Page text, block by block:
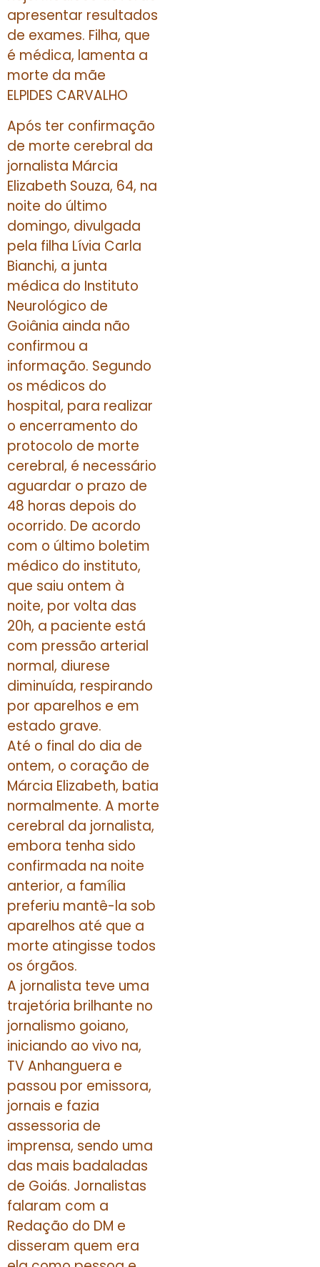
apresentar resultados
de exames. Filha, que
é médica, lamenta a
morte da mãe
ELPIDES CARVALHO
Após ter confirmação
de morte cerebral da
jornalista Márcia
Elizabeth Souza, 64, na
noite do último
domingo, divulgada
pela filha Lívia Carla
Bianchi, a junta
médica do Instituto
Neurológico de
Goiânia ainda não
confirmou a
informação. Segundo
os médicos do
hospital, para realizar
o encerramento do
protocolo de morte
cerebral, é necessário
aguardar o prazo de
48 horas depois do
ocorrido. De acordo
com o último boletim
médico do instituto,
que saiu ontem à
noite, por volta das
20h, a paciente está
com pressão arterial
normal, diurese
diminuída, respirando
por aparelhos e em
estado grave.
Até o final do dia de
ontem, o coração de
Márcia Elizabeth, batia
normalmente. A morte
cerebral da jornalista,
embora tenha sido
confirmada na noite
anterior, a família
preferiu mantê-la sob
aparelhos até que a
morte atingisse todos
os órgãos.
A jornalista teve uma
trajetória brilhante no
jornalismo goiano,
iniciando ao vivo na,
TV Anhanguera e
passou por emissora,
jornais e fazia
assessoria de
imprensa, sendo uma
das mais badaladas
de Goiás. Jornalistas
falaram com a
Redação do DM e
disseram quem era